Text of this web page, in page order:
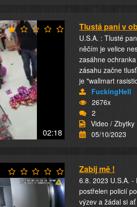
02:18
Tlustá paní v
U.S.A. : Tlusté
něčím je velice
zasáhne
zásahu začne
je "wallmart
FuckingHell
2676x
2
Video / Zbytky
05/10/2023
Zabij mě !
6.8. 2023 U.S.A. -
postřelen policií
výzev a žádal si